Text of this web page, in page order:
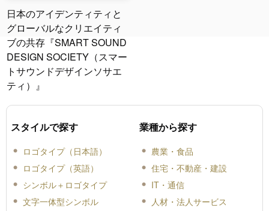
日本のアイデンティティと
グローバルなクリエイティ
ブの共存『SMART SOUND
DESIGN SOCIETY（スマー
トサウンドデザインソサエ
ティ）』
スタイルで探す
ロゴタイプ（日本語）
ロゴタイプ（英語）
シンボル＋ロゴタイプ
文字一体型シンボル
業種から探す
農業・食品
住宅・不動産・建設
IT・通信
人材・法人サービス